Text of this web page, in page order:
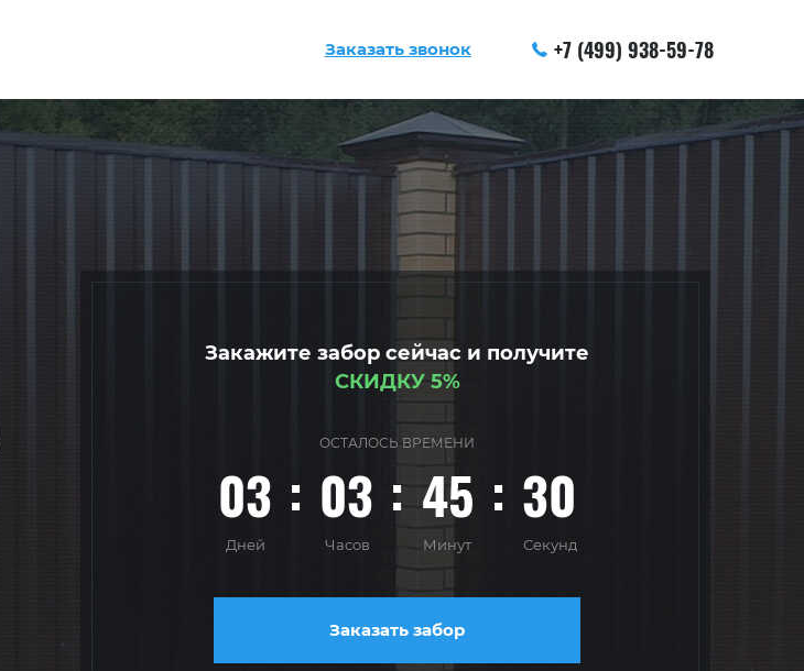
Заказать звонок +7 (499) 938-59-78
Закажите забор сейчас и получите
СКИДКУ 5%
ОСТАЛОСЬ ВРЕМЕНИ
03 03 45 28
Дней Часов Минут Секунд
Заказать забор